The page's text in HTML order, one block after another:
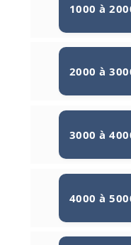
1000 à
2000 à
3000 à
4000 à